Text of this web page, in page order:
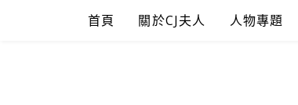
首頁 關於CJ夫人 人物專題